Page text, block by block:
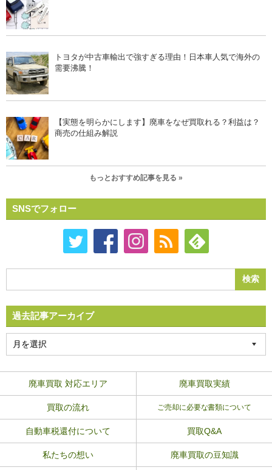
トヨタが中古車輸出で強すぎる理由！日本車人気で海外の
需要沸騰！
【実態を明らかにします】廃車をなぜ買取れる？利益は？
商売の仕組み解説
もっとおすすめ記事を見る »
SNSでフォロー
過去記事アーカイブ
廃車買取 対応エリア 廃車買取実績
買取の流れ ご売却に必要な書類について
自動車税還付について 買取Q&A
私たちの想い 廃車買取の豆知識